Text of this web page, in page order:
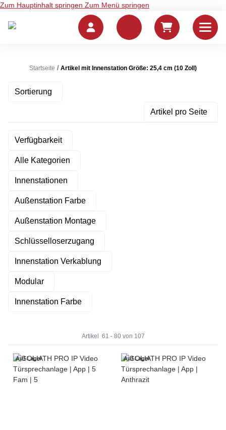
Zum Hauptinhalt springen Zum Menü springen
Startseite Artikel mit Innenstation Größe: 25,4 cm (10 Zoll)
Sortierung
Artikel pro Seite
Verfügbarkeit
Alle Kategorien
Innenstationen
Außenstation Farbe
Außenstation Montage
Schlüsselloserzugang
Innenstation Verkablung
Modular
Innenstation Farbe
Artikel 61 - 80von 107
Auf Lager Auf Lager